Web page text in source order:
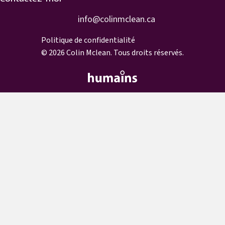
info@colinmclean.ca
info@colinmclean.ca
Politique de confidentialité
© 2026 Colin Mclean. Tous droits réservés.